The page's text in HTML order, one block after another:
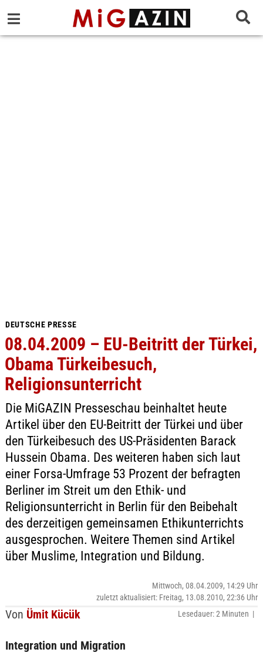
DEUTSCHE PRESSE
08.04.2009 – EU-Beitritt der Türkei,
Obama Türkeibesuch,
Religionsunterricht
Die MiGAZIN Presseschau beinhaltet heute
Artikel über den EU-Beitritt der Türkei und über
den Türkeibesuch des US-Präsidenten Barack
Hussein Obama. Des weiteren haben sich laut
einer Forsa-Umfrage 53 Prozent der befragten
Berliner im Streit um den Ethik- und
Religionsunterricht in Berlin für den Beibehalt
des derzeitigen gemeinsamen Ethikunterrichts
ausgesprochen. Weitere Themen sind Artikel
über Muslime, Integration und Bildung.
Von Ümit Kücük
Mittwoch, 08.04.2009, 14:29 Uhr
zuletzt aktualisiert: Freitag, 13.08.2010, 22:36 Uhr
Lesedauer: 2 Minuten |
Integration und Migration